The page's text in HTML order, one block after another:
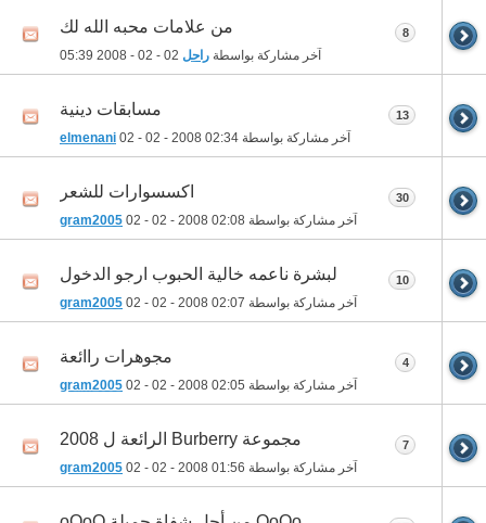
من علامات محبه الله لك
آخر مشاركة بواسطة راحل 05:39
8
مسابقات دينية
آخر مشاركة بواسطة elmenani 02 - 02 - 2008 02:34
13
اكسسوارات للشعر
آخر مشاركة بواسطة gram2005 02 - 02 - 2008 02:08
30
لبشرة ناعمه خالية الحبوب ارجو الدخول
آخر مشاركة بواسطة gram2005 02 - 02 - 2008 02:07
10
مجوهرات راائعة
آخر مشاركة بواسطة gram2005 02 - 02 - 2008 02:05
4
مجموعة Burberry الرائعة ل 2008
آخر مشاركة بواسطة gram2005 02 - 02 - 2008 01:56
7